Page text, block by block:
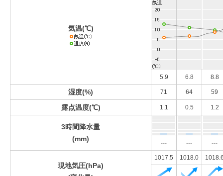
気温(℃)
5.9 6.8 8.8
湿度(%) 71 64 59
露点温度(℃) 1.1 0.5 1.2
3時間降水量
(mm)
--- --- ---
現地気圧(hPa)
1017.5 1018.0